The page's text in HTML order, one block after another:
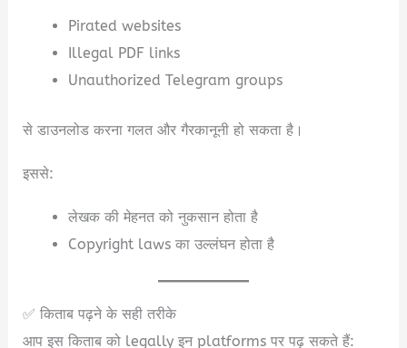
Pirated websites
Illegal PDF links
Unauthorized Telegram groups
से डाउनलोड करना गलत और गैरकानूनी हो सकता है।
इससे:
लेखक की मेहनत को नुकसान होता है
Copyright laws का उल्लंघन होता है
✅ किताब पढ़ने के सही तरीके
आप इस किताब को legally इन platforms पर पढ़ सकते हैं: